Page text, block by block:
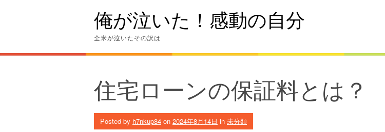
俺が泣いた！感動の自分
全米が泣いたその訳は
住宅ローンの保証料とは？
Posted by h7nkup84 on 2024年8月14日 in 未分類